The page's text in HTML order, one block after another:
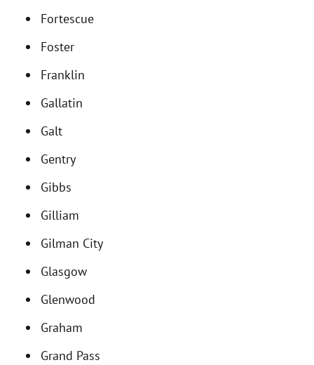
Fortescue
Foster
Franklin
Gallatin
Galt
Gentry
Gibbs
Gilliam
Gilman City
Glasgow
Glenwood
Graham
Grand Pass